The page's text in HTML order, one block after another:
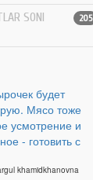
SONI 205
будет
Мясо тоже
усмотрение и
- готовить с
khamidkhanovna